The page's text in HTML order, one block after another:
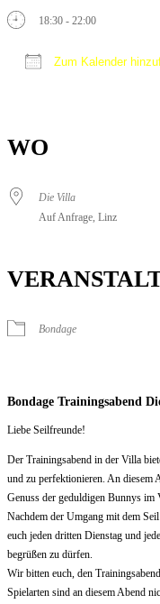
18:30 - 22:00
Zum Kalender
WO
Die Villa
Auf Anfrage, Linz
Bondage
Bondage Trainingsabend
Liebe Seilfreunde!
Der Trainingsabend in der Villa
und zu perfektionieren. An diesem
Genuss der geduldigen Bunnys im
Nachdem der Umgang mit dem
euch jeden dritten Dienstag und
begrüßen zu dürfen.
Wir bitten euch, den
Spielarten sind an diesem Abend